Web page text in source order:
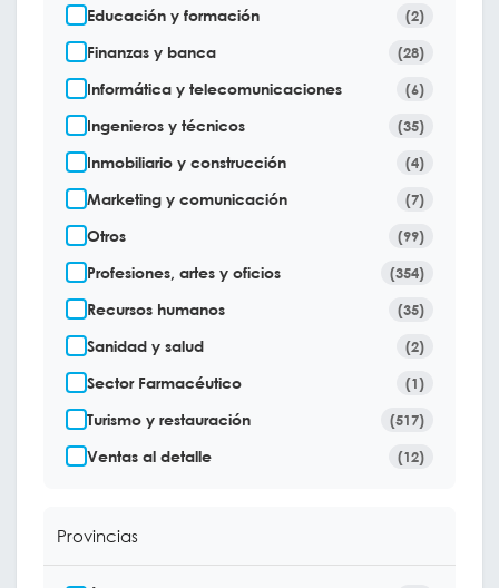
Educación y formación (2)
Finanzas y banca (28)
Informática y telecomunicaciones (6)
Ingenieros y técnicos (35)
Inmobiliario y construcción (4)
Marketing y comunicación (7)
Otros (99)
Profesiones, artes y oficios (354)
Recursos humanos (35)
Sanidad y salud (2)
Sector Farmacéutico (1)
Turismo y restauración (517)
Ventas al detalle (12)
Provincias